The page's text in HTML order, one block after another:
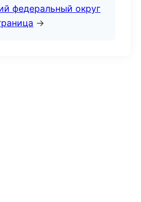
федеральный округ
→